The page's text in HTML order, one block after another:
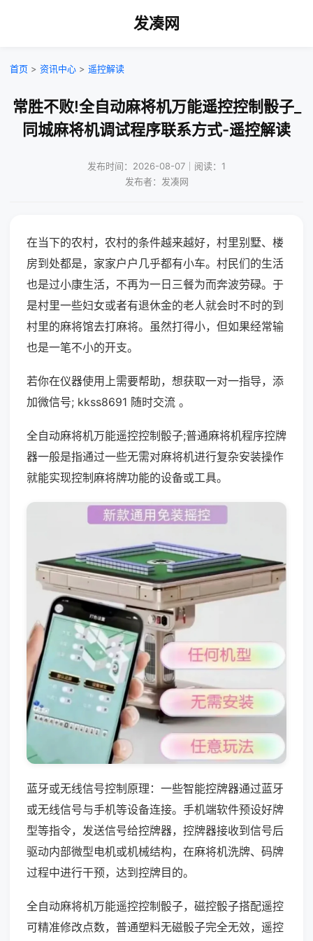
发凑网
首页 > 资讯中心 > 遥控解读
常胜不败!全自动麻将机万能遥控控制骰子_
同城麻将机调试程序联系方式-遥控解读
发布时间：2026-08-07｜阅读：1
发布者：发凑网
在当下的农村，农村的条件越来越好，村里别墅、楼
房到处都是，家家户户几乎都有小车。村民们的生活
也是过小康生活，不再为一日三餐为而奔波劳碌。于
是村里一些妇女或者有退休金的老人就会时不时的到
村里的麻将馆去打麻将。虽然打得小，但如果经常输
也是一笔不小的开支。
若你在仪器使用上需要帮助，想获取一对一指导，添
加微信号; kkss8691 随时交流 。
全自动麻将机万能遥控控制骰子;普通麻将机程序控牌
器一般是指通过一些无需对麻将机进行复杂安装操作
就能实现控制麻将牌功能的设备或工具。
蓝牙或无线信号控制原理：一些智能控牌器通过蓝牙
或无线信号与手机等设备连接。手机端软件预设好牌
型等指令，发送信号给控牌器，控牌器接收到信号后
驱动内部微型电机或机械结构，在麻将机洗牌、码牌
过程中进行干预，达到控牌目的。
全自动麻将机万能遥控控制骰子，磁控骰子搭配遥控
可精准修改点数，普通塑料无磁骰子完全无效，遥控